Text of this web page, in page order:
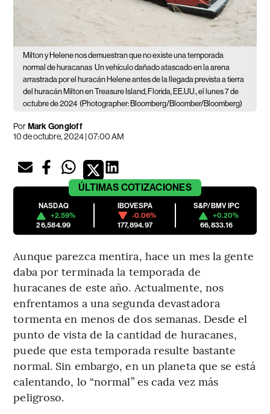
Milton y Helene nos demuestran que no existe una temporada
normal de huracanas Un vehículo dañado atascado en la arena
arrastrada por el huracán Helene antes de la llegada prevista a tierra
del huracán Milton en Treasure Island, Florida, EE.UU., el lunes 7 de
octubre de 2024 (Photographer: Bloomberg/Bloomber/Bloomberg)
PorMark Gongloff
10 de octubre, 2024 | 07:00 AM
ÚLTIMAS COTIZACIONES
NASDAQ
+2.59%
26,584.99
IBOVESPA
-0.06%
177,894.97
S&P/BMV IPC
+0.20%
66,833.16
Aunque parezca mentira, hace un mes la gente
daba por terminada la temporada de
huracanes de este año. Actualmente, nos
enfrentamos a una segunda devastadora
tormenta en menos de dos semanas. Desde el
punto de vista de la cantidad de huracanes,
puede que esta temporada resulte bastante
normal. Sin embargo, en un planeta que se está
calentando, lo “normal” es cada vez más
peligroso.